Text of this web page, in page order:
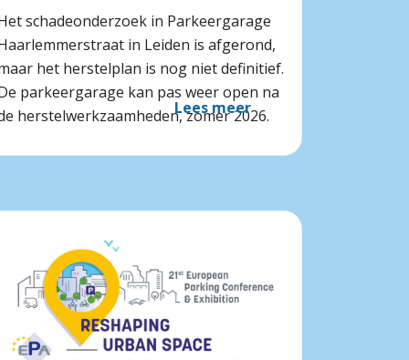
schadeonderzoek in Parkeergarage
in Leiden is afgerond,
het herstelplan is nog niet definitief.
parkeergarage kan pas weer open na
herstelwerkzaamheden, zomer 2026.
Lees meer